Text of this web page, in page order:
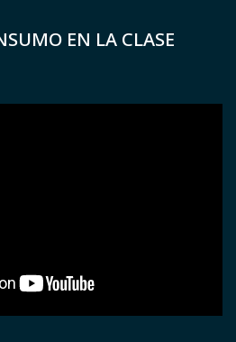
EN LA CLASE